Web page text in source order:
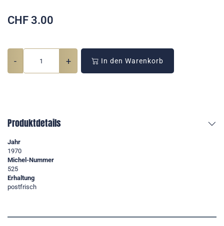
CHF 3.00
- + In den Warenkorb
Produktdetails
Jahr
1970
Michel-Nummer
525
Erhaltung
postfrisch